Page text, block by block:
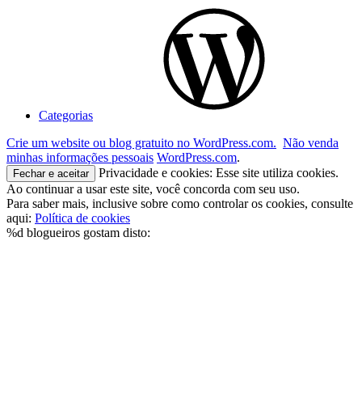
Categorias
Crie um website ou blog gratuito no WordPress.com. Não venda
minhas informações pessoais WordPress.com.
Privacidade e cookies: Esse site utiliza cookies.
Ao continuar a usar este site, você concorda com seu uso.
Para saber mais, inclusive sobre como controlar os cookies, consulte
aqui: Política de cookies
%d blogueiros gostam disto: